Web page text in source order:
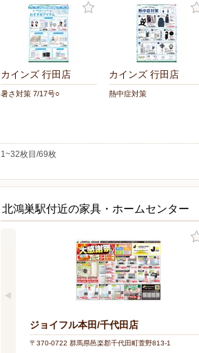
カインズ 行田店
暑さ対策 7/17号○
カインズ 行田店
熱中症対策
1~32枚目/69枚
北鴻巣駅付近の家具・ホームセンター
ジョイフル本田/千代田店
〒370-0722 群馬県邑楽郡千代田町萱野813-1